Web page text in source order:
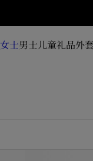
女士男士儿童礼品外